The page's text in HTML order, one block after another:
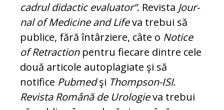
ca­drul didactic evaluator“. Re­vista Jour­
nal of Medicine and Lifeva tre­bui să
pu­blice, fără întârziere, câte o No­tice
of Re­tractionpentru fiecare dintre ce­le
două ar­ticole autoplagiate şi să
notifice Pubmedşi Thompson-ISI.
Revista Ro­mâ­nă de Uro­logieva trebui